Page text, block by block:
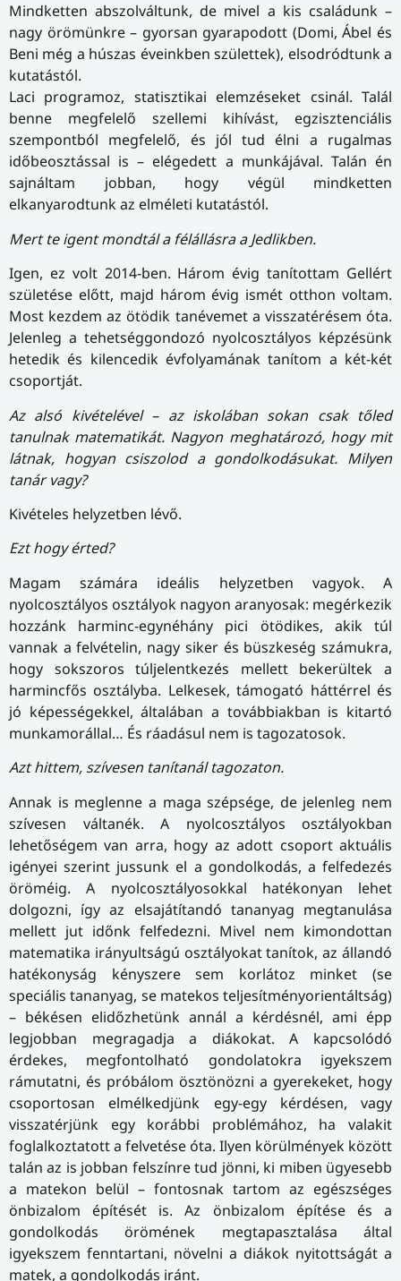
Mindketten abszolváltunk, de mivel a kis családunk –
nagy örömünkre – gyorsan gyarapodott (Domi, Ábel és
Beni még a húszas éveinkben születtek), elsodródtunk a
kutatástól.
Laci programoz, statisztikai elemzéseket csinál. Talál
benne megfelelő szellemi kihívást, egzisztenciális
szempontból megfelelő, és jól tud élni a rugalmas
időbeosztással is – elégedett a munkájával. Talán én
sajnáltam jobban, hogy végül mindketten
elkanyarodtunk az elméleti kutatástól.
Mert te igent mondtál a félállásra a Jedlikben.
Igen, ez volt 2014-ben. Három évig tanítottam Gellért
születése előtt, majd három évig ismét otthon voltam.
Most kezdem az ötödik tanévemet a visszatérésem óta.
Jelenleg a tehetséggondozó nyolcosztályos képzésünk
hetedik és kilencedik évfolyamának tanítom a két-két
csoportját.
Az alsó kivételével – az iskolában sokan csak tőled
tanulnak matematikát. Nagyon meghatározó, hogy mit
látnak, hogyan csiszolod a gondolkodásukat. Milyen
tanár vagy?
Kivételes helyzetben lévő.
Ezt hogy érted?
Magam számára ideális helyzetben vagyok. A
nyolcosztályos osztályok nagyon aranyosak: megérkezik
hozzánk harminc-egynéhány pici ötödikes, akik túl
vannak a felvételin, nagy siker és büszkeség számukra,
hogy sokszoros túljelentkezés mellett bekerültek a
harmincfős osztályba. Lelkesek, támogató háttérrel és
jó képességekkel, általában a továbbiakban is kitartó
munkamorállal… És ráadásul nem is tagozatosok.
Azt hittem, szívesen tanítanál tagozaton.
Annak is meglenne a maga szépsége, de jelenleg nem
szívesen váltanék. A nyolcosztályos osztályokban
lehetőségem van arra, hogy az adott csoport aktuális
igényei szerint jussunk el a gondolkodás, a felfedezés
öröméig. A nyolcosztályosokkal hatékonyan lehet
dolgozni, így az elsajátítandó tananyag megtanulása
mellett jut időnk felfedezni. Mivel nem kimondottan
matematika irányultságú osztályokat tanítok, az állandó
hatékonyság kényszere sem korlátoz minket (se
speciális tananyag, se matekos teljesítményorientáltság)
– békésen elidőzhetünk annál a kérdésnél, ami épp
legjobban megragadja a diákokat. A kapcsolódó
érdekes, megfontolható gondolatokra igyekszem
rámutatni, és próbálom ösztönözni a gyerekeket, hogy
csoportosan elmélkedjünk egy-egy kérdésen, vagy
visszatérjünk egy korábbi problémához, ha valakit
foglalkoztatott a felvetése óta. Ilyen körülmények között
talán az is jobban felszínre tud jönni, ki miben ügyesebb
a matekon belül – fontosnak tartom az egészséges
önbizalom építését is. Az önbizalom építése és a
gondolkodás örömének megtapasztalása által
igyekszem fenntartani, növelni a diákok nyitottságát a
matek, a gondolkodás iránt.